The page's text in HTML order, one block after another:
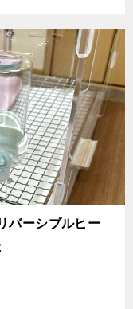
バーシブルヒー